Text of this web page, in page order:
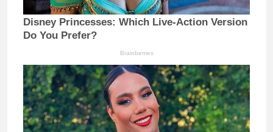
Disney Princesses: Which Live-Action Version
Do You Prefer?
Brainberries